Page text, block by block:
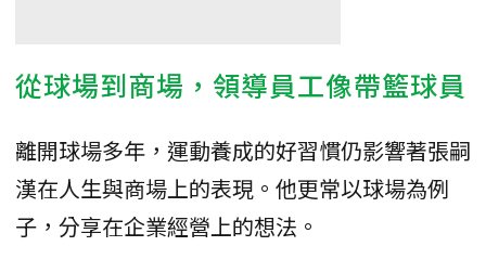
從球場到商場，領導員工像帶籃球員
離開球場多年，運動養成的好習慣仍影響著張嗣
漢在人生與商場上的表現。他更常以球場為例
子，分享在企業經營上的想法。